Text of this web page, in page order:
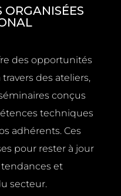
ORGANISÉES
des opportunités
des ateliers,
conçus
techniques
adhérents. Ces
pour rester à jour
tendances et
secteur.